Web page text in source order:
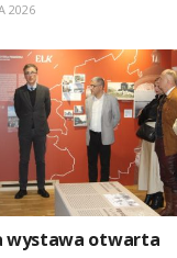
2026
wystawa otwarta